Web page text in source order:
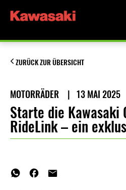
ZURÜCK ZUR ÜBERSICHT
MOTORRÄDER | 13 MAI 2025
Starte die Kawasaki
RideLink – ein